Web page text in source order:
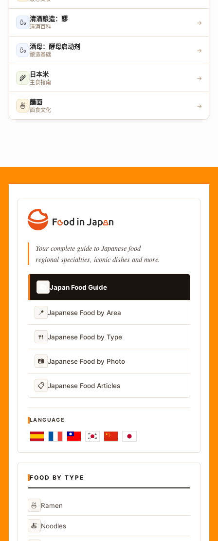
🍶 清酒酿造：醪
清酒百科
→
🍶 酒母：酵母启动剂
酿造基础
→
🌾 日本米
主食指南
→
🍜 蘸面
面食文化
→
Your complete guide to Japanese food
regional specialties, iconic dishes and more.
Japan Food Guide
📍 Japanese Food by Area
🍴 Japanese Food by Type
📷 Japanese Food by Photo
📋 Japanese Food Articles
LANGUAGE
FOOD BY TYPE
🍜 Ramen
🍝 Noodles